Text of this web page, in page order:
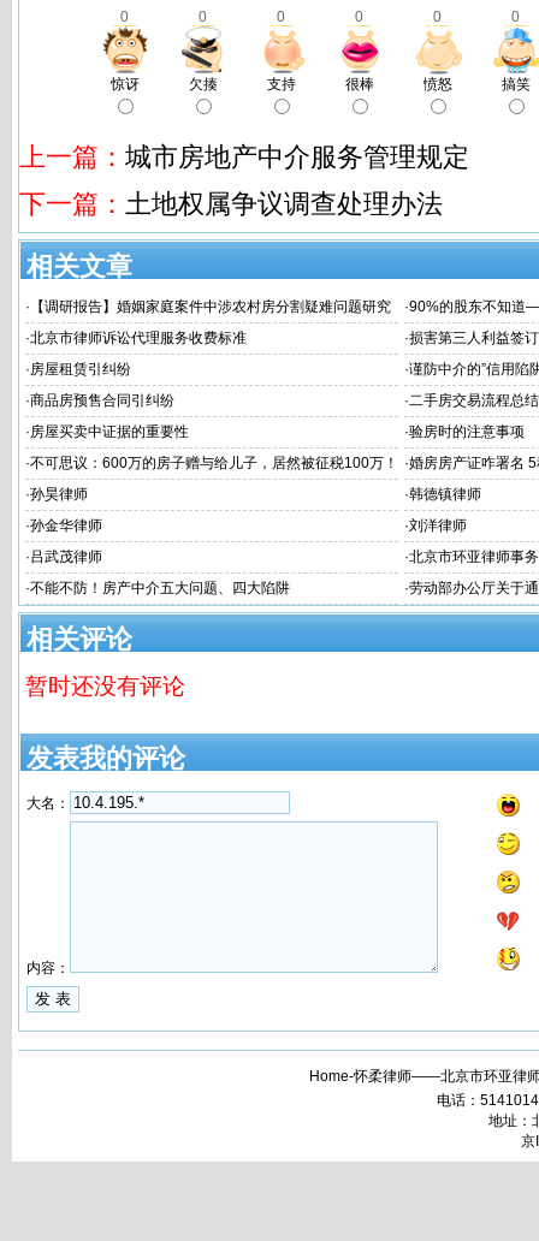
0 0 0 0 0 0
惊讶 欠揍 支持 很棒 愤怒 搞笑
上一篇： 城市房地产中介服务管理规定
下一篇： 土地权属争议调查处理办法
相关文章
· 【调研报告】婚姻家庭案件中涉农村房分割疑难问题研究 ·90%的股东不知道
律风险！
·北京市律师诉讼代理服务收费标准 ·损害第三人利益签
·房屋租赁引纠纷 ·谨防中介的”信用陷
·商品房预售合同引纠纷 ·二手房交易流程总结
·房屋买卖中证据的重要性 ·验房时的注意事项
·不可思议：600万的房子赠与给儿子，居然被征税100万！
将房产“赠与”给子女还不如“卖”给子女？
·婚房房产证咋署名
·孙昊律师 ·韩德镇律师
·孙金华律师 ·刘洋律师
·吕武茂律师 ·北京市环亚律师事
·不能不防！房产中介五大问题、四大陷阱 ·劳动部办公厅关于
不归者按自动离职
相关评论
暂时还没有评论
发表我的评论
大名：
内容：
Home-怀柔律师——北京市环亚律
电话：
地址：
京